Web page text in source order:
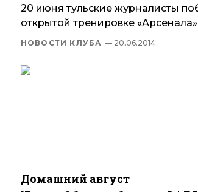
20 июня тульские журналисты
открытой тренировке
НОВОСТИ КЛУБА — 20.06.2014
Домашний август